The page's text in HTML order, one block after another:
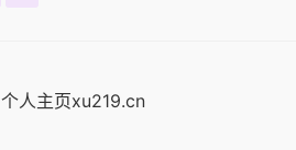
个人主页xu219.cn